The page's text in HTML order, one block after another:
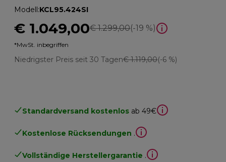
Modell:KCL95.424SI
€ 1.049,00€ 1.299,00Originalpreis € 1.299,00
(-19 %)
*MwSt. inbegriffen
Niedrigster Preis seit 30 Tagen€ 1.119,00(-6 %)
Standardversand kostenlos ab 49€
Kostenlose Rücksendungen .
Vollständige Herstellergarantie .